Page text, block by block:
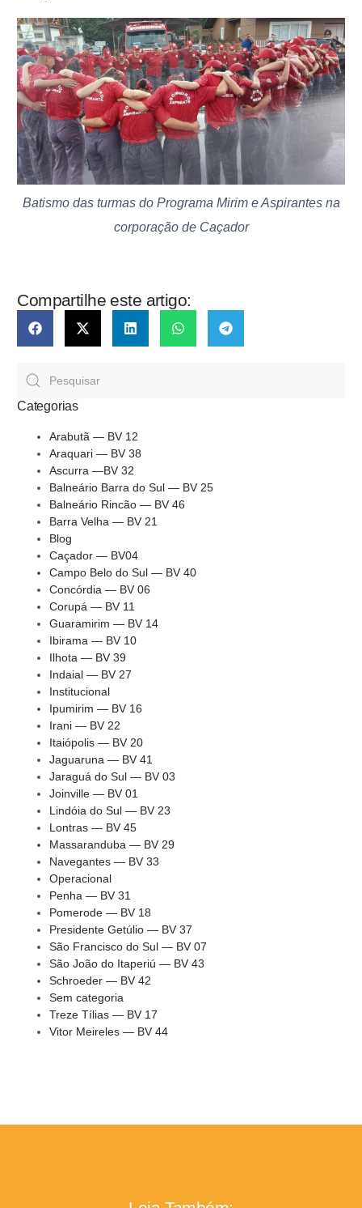
Batismo das turmas do Programa Mirim e Aspirantes na
corporação de Caçador
Compartilhe este artigo:
Categorias
Arabutã — BV 12
Araquari — BV 38
Ascurra —BV 32
Balneário Barra do Sul — BV 25
Balneário Rincão — BV 46
Barra Velha — BV 21
Blog
Caçador — BV04
Campo Belo do Sul — BV 40
Concórdia — BV 06
Corupá — BV 11
Guaramirim — BV 14
Ibirama — BV 10
Ilhota — BV 39
Indaial — BV 27
Institucional
Ipumirim — BV 16
Irani — BV 22
Itaiópolis — BV 20
Jaguaruna — BV 41
Jaraguá do Sul — BV 03
Joinville — BV 01
Lindóia do Sul — BV 23
Lontras — BV 45
Massaranduba — BV 29
Navegantes — BV 33
Operacional
Penha — BV 31
Pomerode — BV 18
Presidente Getúlio — BV 37
São Francisco do Sul — BV 07
São João do Itaperiú — BV 43
Schroeder — BV 42
Sem categoria
Treze Tílias — BV 17
Vitor Meireles — BV 44